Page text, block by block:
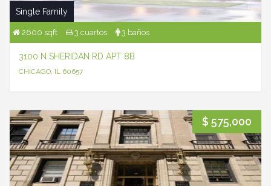
Single Family
2600 sqft 3 cuartos 3 baños
3100 N SHERIDAN RD APT 8B
CHICAGO, IL 60657
$ 575,000